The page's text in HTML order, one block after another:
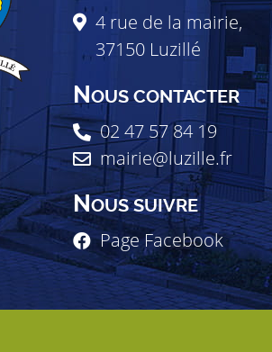
4 rue de la mairie,
37150 Luzillé
NOUS CONTACTER
02 47 57 84 19
mairie@luzille.fr
NOUS SUIVRE
Page Facebook